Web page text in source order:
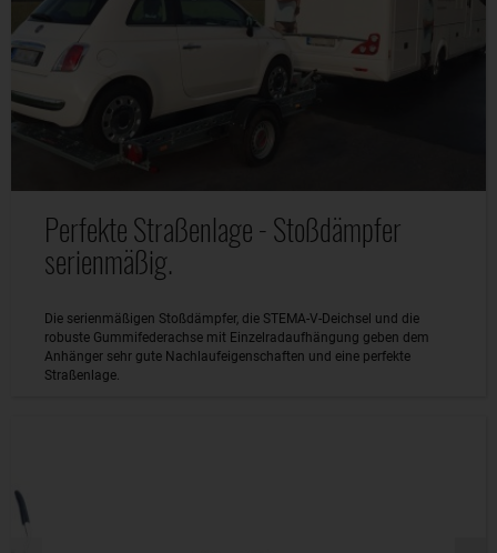
Perfekte Straßenlage - Stoßdämpfer
serienmäßig.
Die serienmäßigen Stoßdämpfer, die STEMA-V-Deichsel und die
robuste Gummifederachse mit Einzelradaufhängung geben dem
Anhänger sehr gute Nachlaufeigenschaften und eine perfekte
Straßenlage.